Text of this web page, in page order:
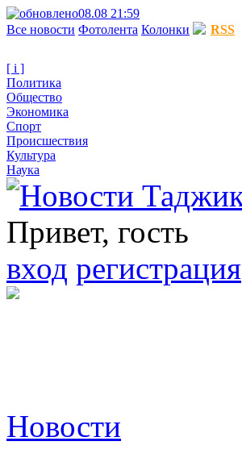
08.08 21:59
Все новости Фотолента Колонки RSS
[ i ]
Политика
Общество
Экономика
Спорт
Происшествия
Культура
Наука
Привет, гость
вход регистрация
Новости